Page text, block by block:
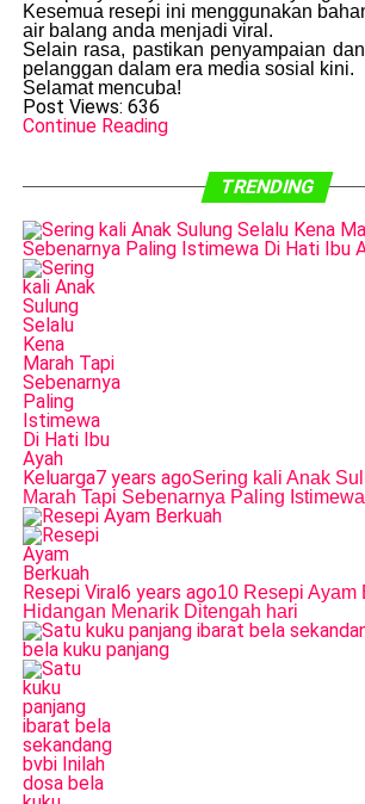
Kesemua resepi ini menggunakan
air balang anda menjadi viral.
Selain rasa, pastikan penyampaian
pelanggan dalam era media sosial kini.
Selamat mencuba!
Post Views: 636
Continue Reading
TRENDING
Keluarga7 years agoSering kali Anak
Marah Tapi Sebenarnya Paling
Resepi Viral6 years ago10 Resepi Ayam
Hidangan Menarik Ditengah hari